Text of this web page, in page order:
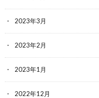
2023年3月
2023年2月
2023年1月
2022年12月